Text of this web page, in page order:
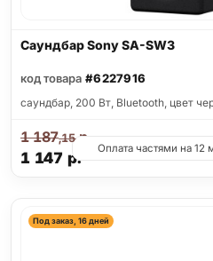
Саундбар Sony SA-SW3
код товара #6227916
саундбар, 200 Вт, Bluetooth, цвет
1 147 р.
1 187,15р.
Оплата частями на 12
Под заказ, 16 дней